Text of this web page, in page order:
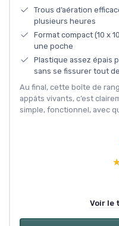
Trous d’aération
plusieurs heures
Format compact (10 x
une poche
Plastique assez épais
sans se fissurer tout
Au final, cette boîte de
appâts vivants, c’est
simple, fonctionnel, avec
Voir le